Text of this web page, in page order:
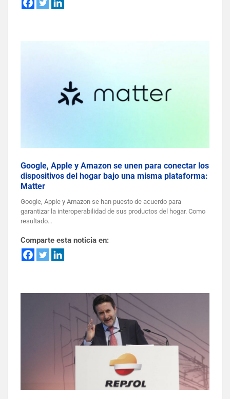
Google, Apple y Amazon se unen para conectar los
dispositivos del hogar bajo una misma plataforma:
Matter
Google, Apple y Amazon se han puesto de acuerdo para
garantizar la interoperabilidad de sus productos del hogar. Como
resultado…
Comparte esta noticia en: